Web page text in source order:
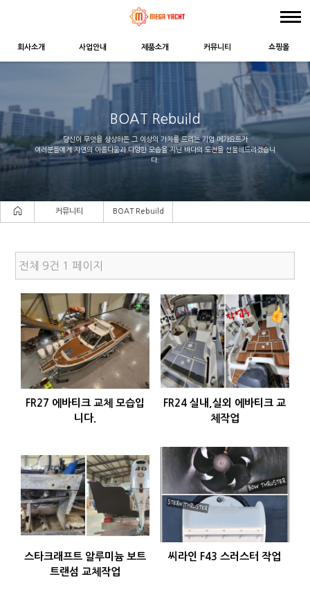
회사소개 사업안내 제품소개 커뮤니티 쇼핑몰
BOAT Rebuild
당신이 무엇을 상상하든 그 이상의 가치를 드리는 기업 메가요트가
여러분들에게 자연의 아름다움과 다양한 모습을 지닌 바다의 도전을 선물해드리겠습니
다.
커뮤니티 BOAT Rebuild
전체 9건 1 페이지
FR27 에바티크 교체 모습입
니다.
FR24 실내,실외 에바티크 교
체작업
스타크래프트 알루미늄 보트
트랜섬 교체작업
씨라인 F43 스러스터 작업